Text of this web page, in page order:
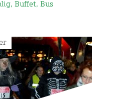
Buffet, Bus